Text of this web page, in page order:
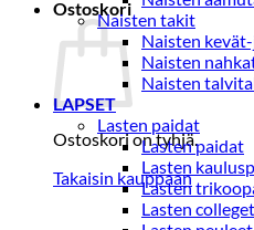
Ostoskori
Ostoskori on tyhjä.
Takaisin kauppaan
Naisten takit
Naisten
Naisten
Naisten
LAPSET
Lasten paidat
Lasten paidat
Lasten
Lasten
Lasten